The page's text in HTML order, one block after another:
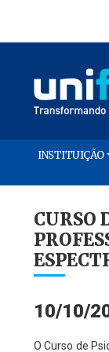
INSTITUIÇÃO
CURSO
10/10/
O Curso de